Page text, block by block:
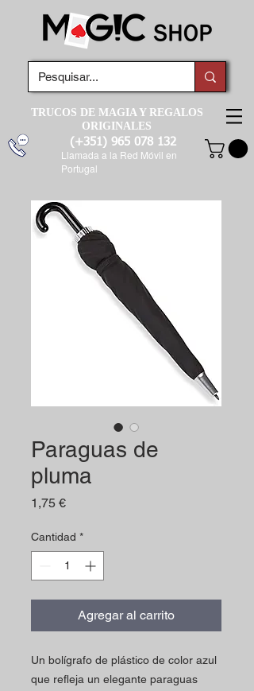
TRUCOS DE MAGIA Y REGALOS
ORIGINALES
(+351) 965 078 132
Llamada a la Red Móvil en
Portugal
Paraguas de
pluma
1,75 €Precio
Cantidad *
Agregar al carrito
Un bolígrafo de plástico de color azul
que refleja un elegante paraguas